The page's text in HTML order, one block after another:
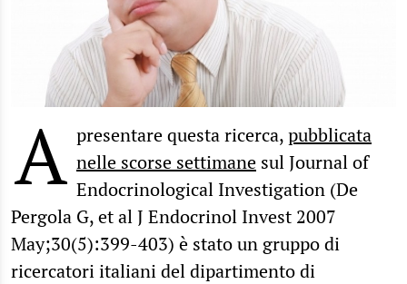
A presentare questa ricerca,pubblicata
nelle scorse settimane sul Journal of
Endocrinological Investigation (De
Pergola G, et al J Endocrinol Invest 2007
May;30(5):399-403) è stato un gruppo di
ricercatori italiani del dipartimento di